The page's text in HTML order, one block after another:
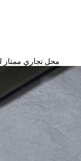
محل تجاري ممتاز